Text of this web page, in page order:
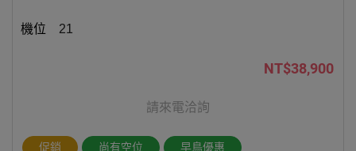
21
NT$38,900
請來電洽詢
促銷 尚有空位 早鳥優惠